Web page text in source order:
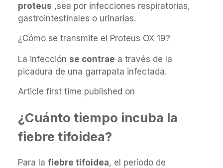
proteus ,sea por infecciones respiratorias,
gastrointestinales o urinarias.
¿Cómo se transmite el Proteus OX 19?
La infección se contrae a través de la
picadura de una garrapata infectada.
Article first time published on
¿Cuánto tiempo incuba la
fiebre tifoidea?
Para la fiebre tifoidea, el período de